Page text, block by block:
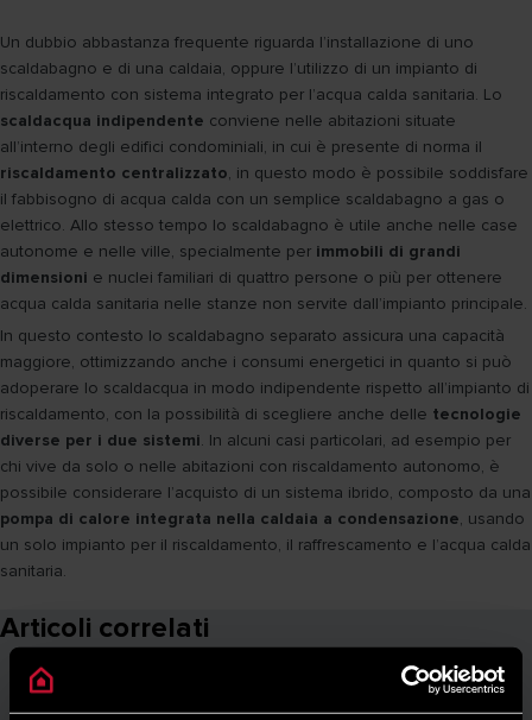
Un dubbio abbastanza frequente riguarda l’installazione di uno
scaldabagno e di una caldaia, oppure l’utilizzo di un impianto di
riscaldamento con sistema integrato per l’acqua calda sanitaria. Lo
scaldacqua indipendente conviene nelle abitazioni situate
all’interno degli edifici condominiali, in cui è presente di norma il
riscaldamento centralizzato, in questo modo è possibile soddisfare
il fabbisogno di acqua calda con un semplice scaldabagno a gas o
elettrico. Allo stesso tempo lo scaldabagno è utile anche nelle case
autonome e nelle ville, specialmente per immobili di grandi
dimensioni e nuclei familiari di quattro persone o più per ottenere
acqua calda sanitaria nelle stanze non servite dall’impianto principale.
In questo contesto lo scaldabagno separato assicura una capacità
maggiore, ottimizzando anche i consumi energetici in quanto si può
adoperare lo scaldacqua in modo indipendente rispetto all’impianto di
riscaldamento, con la possibilità di scegliere anche delle tecnologie
diverse per i due sistemi. In alcuni casi particolari, ad esempio per
chi vive da solo o nelle abitazioni con riscaldamento autonomo, è
possibile considerare l’acquisto di un sistema ibrido, composto da una
pompa di calore integrata nella caldaia a condensazione, usando
un solo impianto per il riscaldamento, il raffrescamento e l’acqua calda
sanitaria.
Articoli correlati